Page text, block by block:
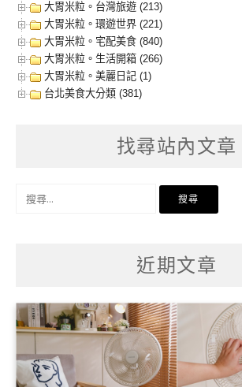
大胃米粒。台灣旅遊 (213)
大胃米粒。環遊世界 (221)
大胃米粒。宅配美食 (840)
大胃米粒。生活開箱 (266)
大胃米粒。美麗日記 (1)
台北美食大分類 (381)
找尋站內文章
近期文章